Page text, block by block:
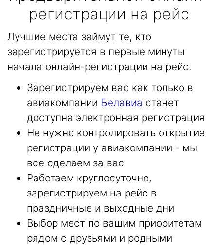
регистрации на рейс
Лучшие места займут те, кто
зарегистрируется в первые минуты
начала онлайн-регистрации на рейс.
Зарегистрируем вас как только в
авиакомпании Белавиа станет
доступна электронная регистрация
Не нужно контролировать открытие
регистрации у авиакомпании - мы
все сделаем за вас
Работаем круглосуточно,
зарегистрируем на рейс в
праздничные и выходные дни
Выбор мест по вашим приоритетам
рядом с друзьями и родными